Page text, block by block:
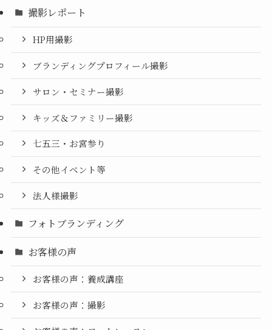
撮影レポート
HP用撮影
ブランディングプロフィール撮影
サロン・セミナー撮影
キッズ＆ファミリー撮影
七五三・お宮参り
その他イベント等
法人様撮影
フォトブランディング
お客様の声
お客様の声：養成講座
お客様の声：撮影